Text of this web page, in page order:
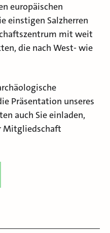
europäischen
einstigen Salzherren
mit weit
die nach West- wie
Präsentation unseres
auch Sie einladen,
Mitgliedschaft